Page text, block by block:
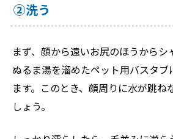
②洗う
まず、顔から遠いお尻のほうからシ
ぬるま湯を溜めたペット用バスタブ
ます。このとき、顔周りに水が跳ね
しょう。